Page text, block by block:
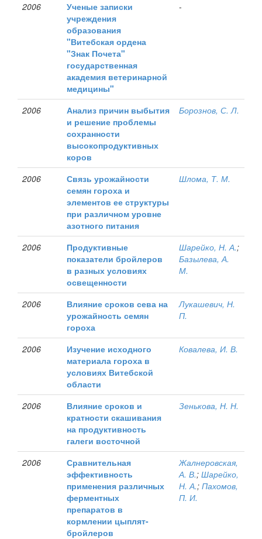
2006
Ученые записки
учреждения
образования
"Витебская ордена
"Знак Почета"
государственная
академия ветеринарной
медицины"
-
2006
Анализ причин выбытия
и решение проблемы
сохранности
высокопродуктивных
коров
Борознов, С. Л.
2006
Связь урожайности
семян гороха и
элементов ее структуры
при различном уровне
азотного питания
Шлома, Т. М.
2006
Продуктивные
показатели бройлеров
в разных условиях
освещенности
Шарейко, Н. А.;
Базылева, А.
М.
2006
Влияние сроков сева на
урожайность семян
гороха
Лукашевич, Н.
П.
2006
Изучение исходного
материала гороха в
условиях Витебской
области
Ковалева, И. В.
2006
Влияние сроков и
кратности скашивания
на продуктивность
галеги восточной
Зенькова, Н. Н.
2006
Сравнительная
эффективность
применения различных
ферментных
препаратов в
кормлении цыплят-
бройлеров
Жалнеровская,
А. В.; Шарейко,
Н. А.; Пахомов,
П. И.